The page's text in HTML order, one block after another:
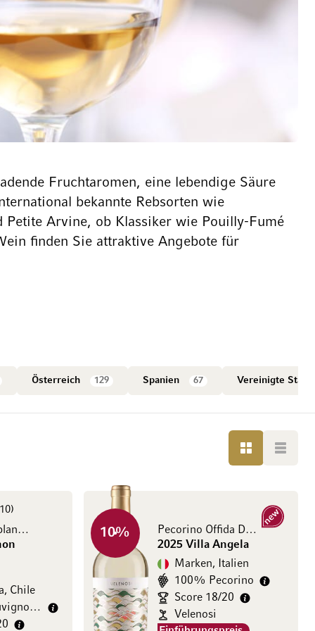
Fruchtaromen, eine lebendige Säure
bekannte Rebsorten wie
Petite Arvine, ob Klassiker wie Pouilly-Fumé
finden Sie attraktive Angebote für
Österreich 129 Spanien 67 Vereinigte
LISTE LISTE
10
Valle de Casablanca DO
Chile
100% Sauvignon Blanc
Pecorino Offida DOCG
2025 Villa Angela
Neu
10%
Marken, Italien
100% Pecorino
Score 18/20
Velenosi